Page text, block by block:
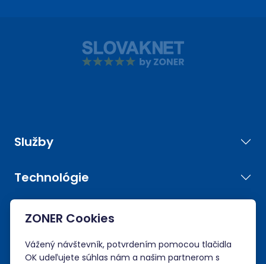
Služby
Technológie
Nástroje
Spoločnosť
ZONER Cookies
Vážený návštevník, potvrdením pomocou tlačidla
OK udeľujete súhlas nám a našim partnerom s